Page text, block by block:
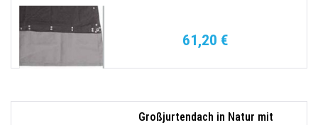
61,20 €
Großjurtendach in Natur mit